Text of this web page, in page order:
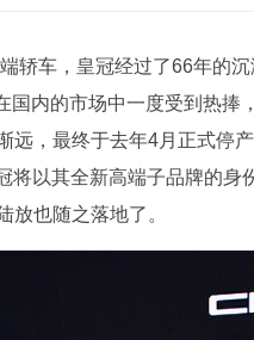
轿车，皇冠经过了66年的
国内的市场中一度受到热捧
远，最终于去年4月正式停
将以其全新高端子品牌的
也随之落地了。